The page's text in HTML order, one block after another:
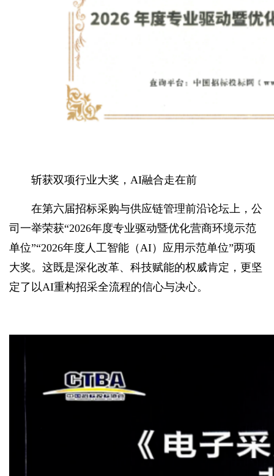
斩获双项行业大奖，AI融合走在前
在第六届招标采购与供应链管理前沿论坛上，公
司一举荣获“2026年度专业驱动暨优化营商环境示范
单位”“2026年度人工智能（AI）应用示范单位”两项
大奖。这既是深化改革、科技赋能的权威肯定，更坚
定了以AI重构招采全流程的信心与决心。